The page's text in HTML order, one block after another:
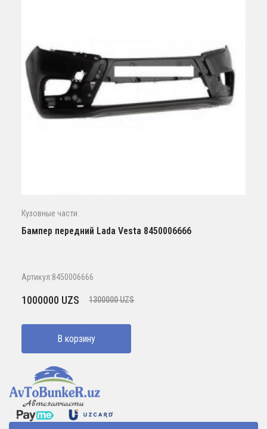
Кузовные части
Бампер передний Lada Vesta 8450006666
Артикул:8450006666
1300000UZS
Первоначальная
составляла
1300000 UZS.
1000000 UZS
Текущая
1000000 UZS.
В корзину